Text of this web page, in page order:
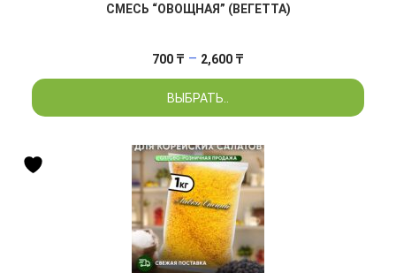
СМЕСЬ “ОВОЩНАЯ” (ВЕГЕТТА)
700 ₸ – 2,600 ₸
цен:
–
2,600 ₸
ВЫБРАТЬ..